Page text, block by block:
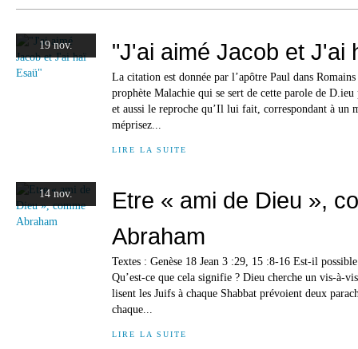
19 nov. "J'ai aimé Jacob et J'ai
La citation est donnée par l’apôtre Paul dans
prophète Malachie qui se sert de cette parole de
et aussi le reproche qu’Il lui fait, correspondant à un
méprisez...
LIRE LA SUITE
14 nov.
Etre « ami de Dieu »,
Abraham
Textes : Genèse 18 Jean 3 :29, 15 :8-16 Est-il
Qu’est-ce que cela signifie ? Dieu cherche un vis-à-
lisent les Juifs à chaque Shabbat prévoient deux
chaque...
LIRE LA SUITE